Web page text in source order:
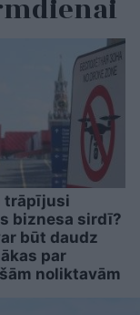
trāpījusi
biznesa sirdī?
būt daudz
par
noliktavām